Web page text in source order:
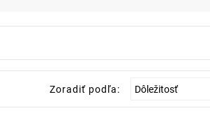
Zoradiť podľa: Dôležitosť